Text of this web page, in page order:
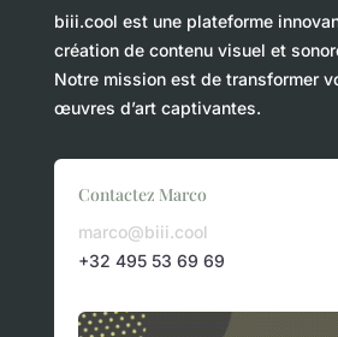
biii.cool est une plateforme
création de contenu visuel et
Notre mission est de transformer
œuvres d’art captivantes.
Contactez Marco
marco@biii.cool
+32 495 53 69 69